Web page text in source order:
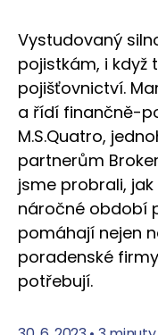
Vystudovaný
pojistkám, i když
pojišťovnictví.
a řídí finančně-
M.S.Quatro,
partnerům
jsme probrali,
náročné období
pomáhají nejen
poradenské
potřebují.